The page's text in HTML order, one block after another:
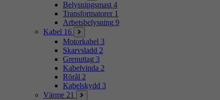
Belysningsmast 4
Transformatorer 1
Arbetsbelysning 9
Kabel 16
Motorkabel 3
Skarvsladd 2
Grenuttag 3
Kabelvinda 2
Rörål 2
Kabelskydd 3
Värme 21